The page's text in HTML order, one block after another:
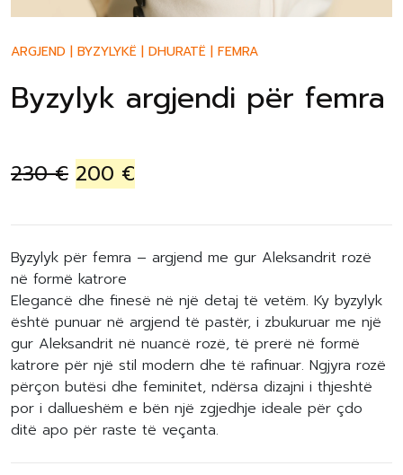
ARGJEND | BYZYLYKË | DHURATË | FEMRA
Byzylyk argjendi për femra
230€ 200 €
Byzylyk për femra – argjend me gur Aleksandrit rozë
në formë katrore
Elegancë dhe finesë në një detaj të vetëm. Ky byzylyk
është punuar në argjend të pastër, i zbukuruar me një
gur Aleksandrit në nuancë rozë, të prerë në formë
katrore për një stil modern dhe të rafinuar. Ngjyra rozë
përçon butësi dhe feminitet, ndërsa dizajni i thjeshtë
por i dallueshëm e bën një zgjedhje ideale për çdo
ditë apo për raste të veçanta.